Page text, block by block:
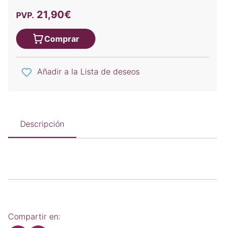
PVP. 21,90€
Comprar
Añadir a la Lista de deseos
Descripción
Compartir en: